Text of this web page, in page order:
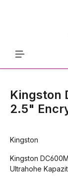
Kingston
2.5"
Kingston
Kingston
Ultrahohe